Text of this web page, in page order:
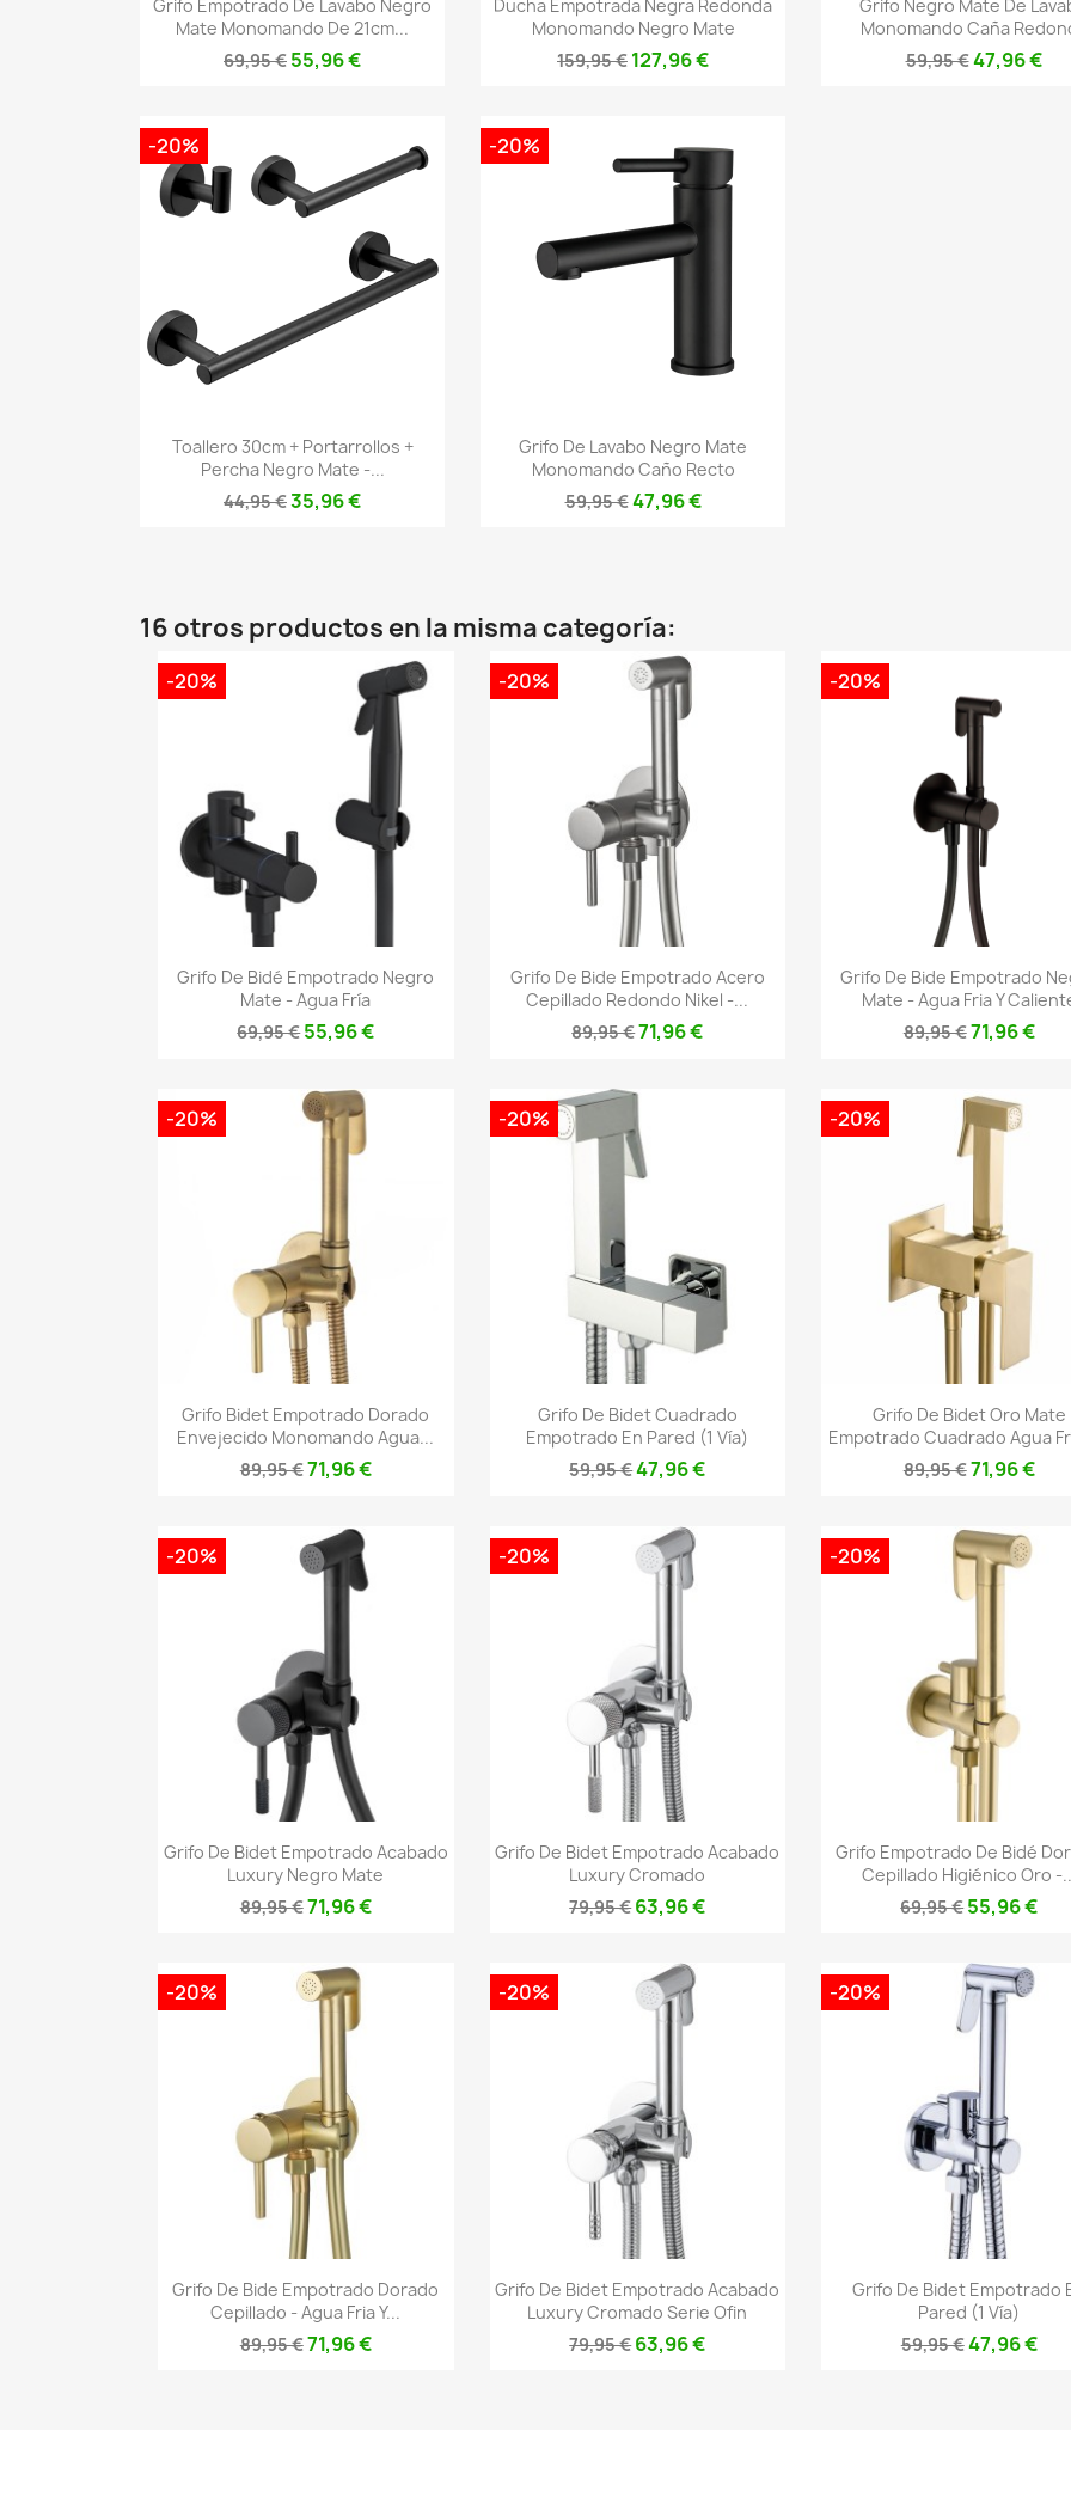
Grifo Empotrado De Lavabo Negro
Mate Monomando De 21cm...
69,95 € 55,96 €
Ducha Empotrada Negra Redonda
Monomando Negro Mate
159,95 € 127,96 €
Grifo Negro Mate De
Monomando Caña
59,95 €47,96 €
Vista rápida
Toallero 30cm + Portarrollos +
Percha Negro Mate -...
44,95 €35,96 €
-20%
Vista rápida
Grifo De Lavabo Negro Mate
Monomando Caño Recto
59,95 €47,96 €
-20%
16 otros productos en la misma categoría:
Vista rápida
Grifo De Bidé Empotrado Negro
Mate - Agua Fría
69,95 €55,96 €
-20%
Vista rápida
Grifo De Bide Empotrado Acero
Cepillado Redondo Nikel -...
89,95 €71,96 €
-20%
Vista rápida
Grifo De Bide Empotrado
Mate - Agua Fria Y
89,95 €71,96 €
-20%
Vista rápida
Grifo Bidet Empotrado Dorado
Envejecido Monomando Agua...
89,95 €71,96 €
-20%
Vista rápida
Grifo De Bidet Cuadrado
Empotrado En Pared (1 Vía)
59,95 €47,96 €
-20%
Vista rápida
Grifo De Bidet Oro Mate
Empotrado Cuadrado Agua
89,95 €71,96 €
-20%
Vista rápida
Grifo De Bidet Empotrado Acabado
Luxury Negro Mate
89,95 €71,96 €
-20%
Vista rápida
Grifo De Bidet Empotrado Acabado
Luxury Cromado
79,95 €63,96 €
-20%
Vista rápida
Grifo Empotrado De Bidé
Cepillado Higiénico Oro -
69,95 €55,96 €
-20%
Vista rápida
Grifo De Bide Empotrado Dorado
Cepillado - Agua Fria Y...
89,95 €71,96 €
-20%
Vista rápida
Grifo De Bidet Empotrado Acabado
Luxury Cromado Serie Ofin
79,95 €63,96 €
-20%
Vista rápida
Grifo De Bidet Empotrado
Pared (1 Vía)
59,95 €47,96 €
-20%